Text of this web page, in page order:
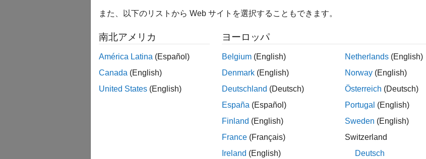
一部の求人情報は翻訳されていません。ご希望の地域ですべ
ださい。
Sales Development Representative
Sales Development Representative
JP-Tokyo| インサイド セールス | 社会人採用
At MathWorks, you'll help shape tomorrow's
first six months.
また、以下のリストから Web サイトを選択することもできます。
南北アメリカ
América Latina (Español)
Canada (English)
United States (English)
ヨーロッパ
Belgium (English)
Denmark (English)
Deutschland (Deutsch)
España (Español)
Finland (English)
France (Français)
Ireland (English)
Netherlands (English)
Norway (English)
Österreich (Deutsch)
Portugal (English)
Sweden (English)
Switzerland
Deutsch